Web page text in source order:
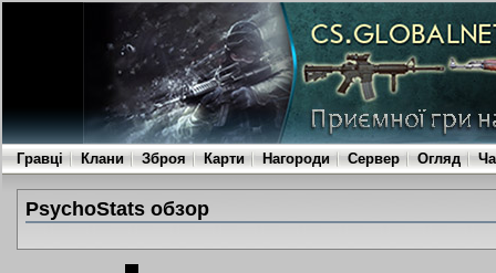
Гравці Клани Зброя Карти Нагороди Сервер Огляд
PsychoStats обзор